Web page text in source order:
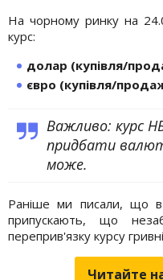
На чорному ринку на
курс:
долар (купівля/
євро (купівля/
Важливо: курс
придбати
може.
Раніше ми писали, що в
припускають, що
переприв'язку курсу
Читайте